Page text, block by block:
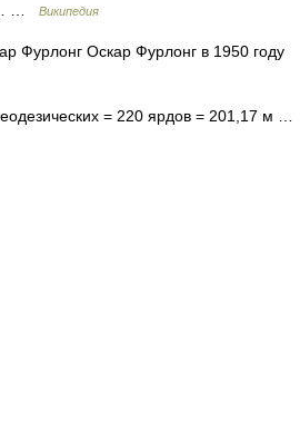
…
Википедия
Фурлонг Оскар Фурлонг в 1950 году
= 220 ярдов = 201,17 м …